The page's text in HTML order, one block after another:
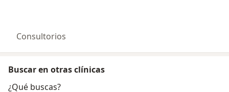
Consultorios
Buscar en otras clínicas
¿Qué buscas?